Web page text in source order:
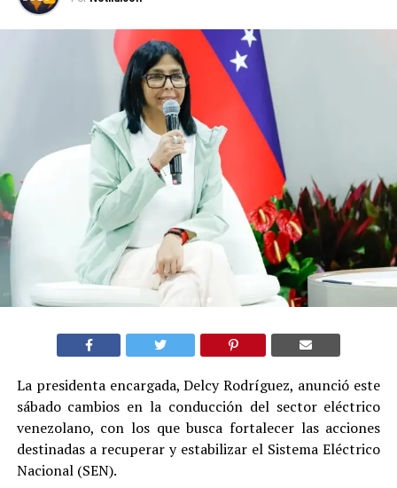
La presidenta encargada, Delcy Rodríguez, anunció este
sábado cambios en la conducción del sector eléctrico
venezolano, con los que busca fortalecer las acciones
destinadas a recuperar y estabilizar el Sistema Eléctrico
Nacional (SEN).